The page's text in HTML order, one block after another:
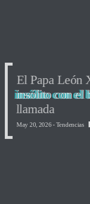
El Papa León
insólito con el
llamada
May 20, 2026 - Tendencias